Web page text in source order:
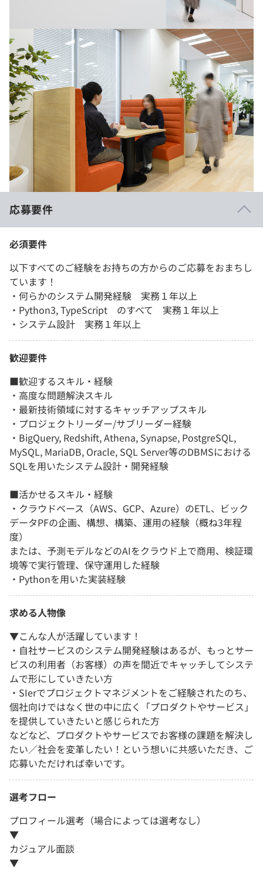
応募要件
必須要件
以下すべてのご経験をお持ちの方からのご応募をおまちし
ています！
・何らかのシステム開発経験 実務１年以上
・Python3, TypeScript のすべて 実務１年以上
・システム設計 実務１年以上
歓迎要件
■歓迎するスキル・経験
・高度な問題解決スキル
・最新技術領域に対するキャッチアップスキル
・プロジェクトリーダー/サブリーダー経験
・BigQuery, Redshift, Athena, Synapse, PostgreSQL,
MySQL, MariaDB, Oracle, SQL Server等のDBMSにおける
SQLを用いたシステム設計・開発経験
■活かせるスキル・経験
・クラウドベース（AWS、GCP、Azure）のETL、ビック
データPFの企画、構想、構築、運用の経験（概ね3年程
度）
または、予測モデルなどのAIをクラウド上で商用、検証環
境等で実行管理、保守運用した経験
・Pythonを用いた実装経験
求める人物像
▼こんな人が活躍しています！
・自社サービスのシステム開発経験はあるが、もっとサー
ビスの利用者（お客様）の声を間近でキャッチしてシステ
ムで形にしていきたい方
・SIerでプロジェクトマネジメントをご経験されたのち、
個社向けではなく世の中に広く「プロダクトやサービス」
を提供していきたいと感じられた方
などなど、プロダクトやサービスでお客様の課題を解決し
たい／社会を変革したい！という想いに共感いただき、ご
応募いただければ幸いです。
選考フロー
プロフィール選考（場合によっては選考なし）
▼
カジュアル面談
▼